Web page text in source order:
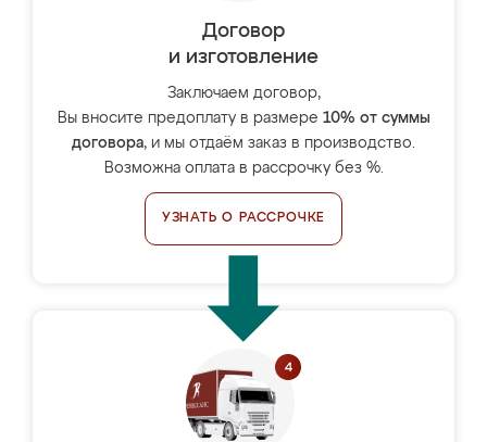
Договор
и изготовление
Заключаем договор,
Вы вносите предоплату в размере 10% от суммы
договора, и мы отдаём заказ в производство.
Возможна оплата в рассрочку без %.
УЗНАТЬ О РАССРОЧКЕ